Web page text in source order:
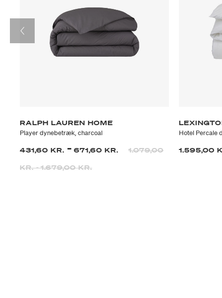
RALPH LAUREN HOME
Player dynebetræk, charcoal
431,60 KR. - 671,60 KR. 1.079,00
KR.-1.679,00 KR.
Hotel Percale
1.595,00